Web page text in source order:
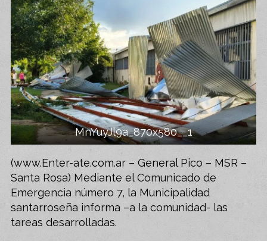
MnYuyJl9a_870x580__1
(www.Enter-ate.com.ar – General Pico – MSR –
Santa Rosa) Mediante el Comunicado de
Emergencia número 7, la Municipalidad
santarroseña informa –a la comunidad- las
tareas desarrolladas.